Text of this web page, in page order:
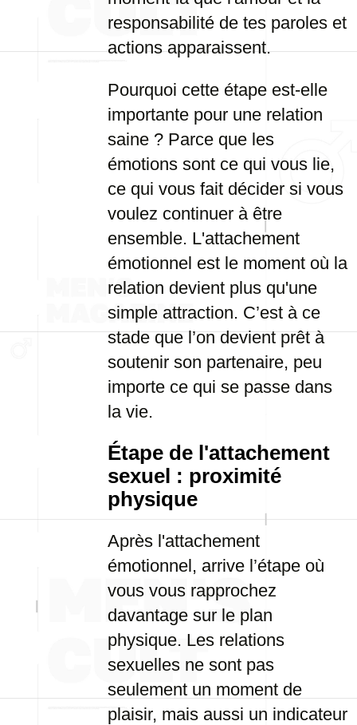
responsabilité de tes paroles et
actions apparaissent.
Pourquoi cette étape est-elle
importante pour une relation
saine ? Parce que les
émotions sont ce qui vous lie,
ce qui vous fait décider si vous
voulez continuer à être
ensemble. L'attachement
émotionnel est le moment où la
relation devient plus qu'une
simple attraction. C’est à ce
stade que l’on devient prêt à
soutenir son partenaire, peu
importe ce qui se passe dans
la vie.
Étape de l'attachement
sexuel : proximité
physique
Après l'attachement
émotionnel, arrive l’étape où
vous vous rapprochez
davantage sur le plan
physique. Les relations
sexuelles ne sont pas
seulement un moment de
plaisir, mais aussi un indicateur